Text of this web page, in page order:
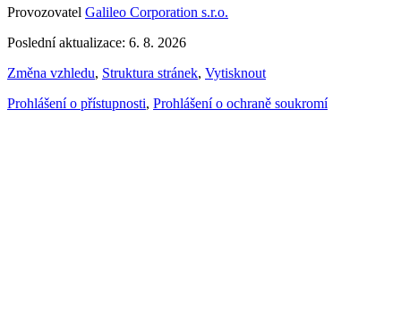
Provozovatel Galileo Corporation s.r.o.
Poslední aktualizace: 6. 8. 2026
Změna vzhledu, Struktura stránek, Vytisknout
Prohlášení o přístupnosti, Prohlášení o ochraně soukromí